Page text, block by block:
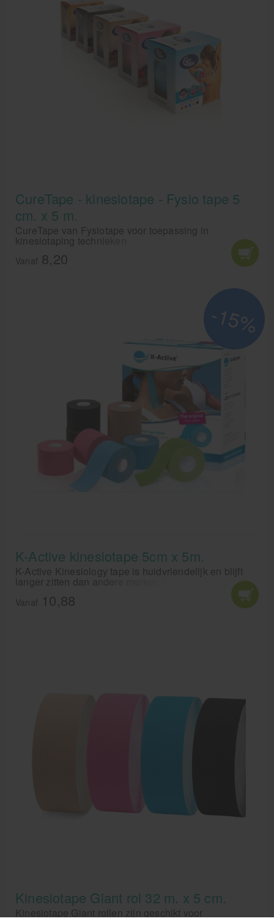
CureTape - kinesiotape - Fysio tape 5
cm. x 5 m.
CureTape van Fysiotape voor toepassing in
kinesiotaping technieken
Vanaf 8,20
-15%
K-Active kinesiotape 5cm x 5m.
K-Active Kinesiology tape is huidvriendelijk en blijft
langer zitten dan andere merken Kinesiology tape. K-
Active is de nummr 1 keuze van professionals.
Vanaf 10,88
Kinesiotape Giant rol 32 m. x 5 cm.
Kinesiotape Giant rollen zijn geschikt voor